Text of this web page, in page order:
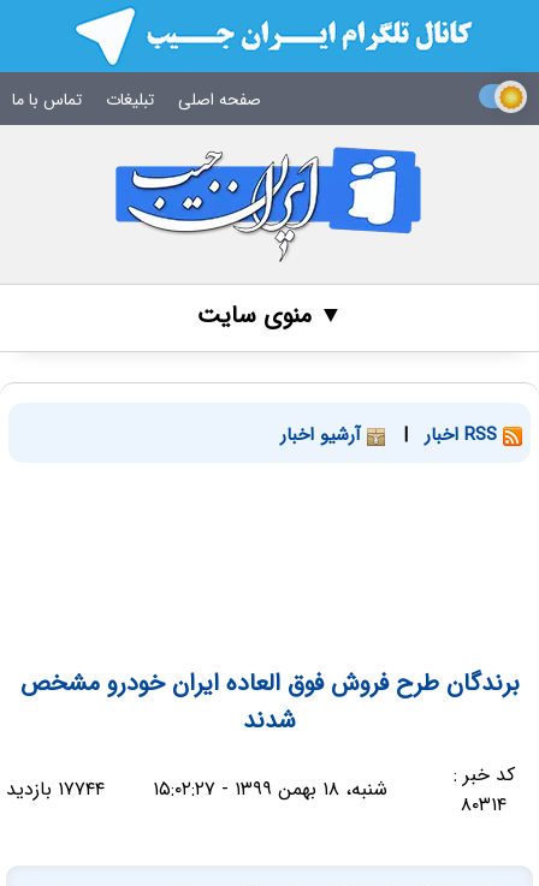
صفحه اصلی تبلیغات تماس با ما
▼ منوی سایت
| آرشیو اخبار
برندگان طرح فروش فوق العاده ایران خودرو مشخص
شدند
کد خبر :
۸۰۳۱۴
شنبه، ۱۸ بهمن ۱۳۹۹ - ۱۵:۰۲:۲۷ ۱۷۷۴۴ بازدید